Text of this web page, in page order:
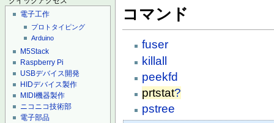
電子工作
プロトタイピング
Arduino
M5Stack
Raspberry Pi
USBデバイス開発
HIDデバイス製作
MIDI機器製作
ニコニコ技術部
電子部品
コマンド
fuser
killall
peekfd
prtstat?
pstree